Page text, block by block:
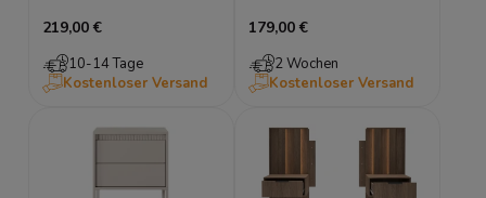
Schubladen LED
219,00 €
10-14 Tage
Kostenloser Versand
179,00 €
2 Wochen
Kostenloser Versand